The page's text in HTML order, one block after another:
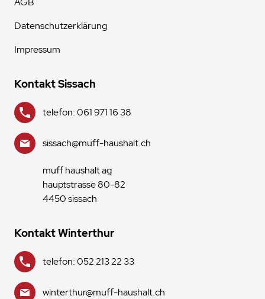
Datenschutzerklärung
Impressum
Kontakt Sissach
telefon: 061 971 16 38
sissach@muff-haushalt.ch
muff haushalt ag
hauptstrasse 80-82
4450 sissach
Kontakt Winterthur
telefon: 052 213 22 33
winterthur@muff-haushalt.ch